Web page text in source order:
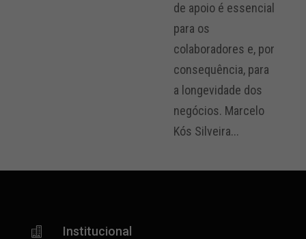
de apoio é essencial
para os
colaboradores e, por
consequência, para
a longevidade dos
negócios. Marcelo
Kós Silveira...
 Institucional